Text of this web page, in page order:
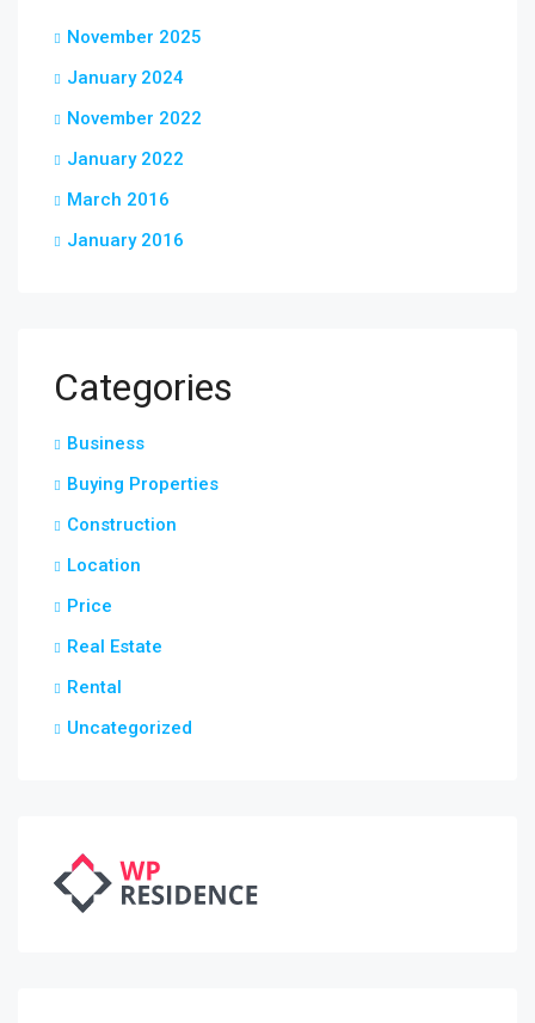
November 2025
January 2024
November 2022
January 2022
March 2016
January 2016
Categories
Business
Buying Properties
Construction
Location
Price
Real Estate
Rental
Uncategorized